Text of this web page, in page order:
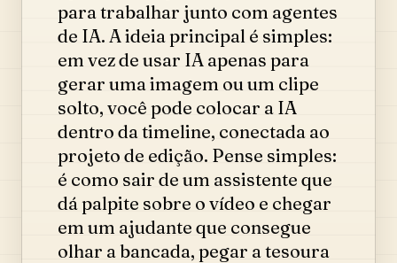
para trabalhar junto com agentes
de IA. A ideia principal é simples:
em vez de usar IA apenas para
gerar uma imagem ou um clipe
solto, você pode colocar a IA
dentro da timeline, conectada ao
projeto de edição. Pense simples:
é como sair de um assistente que
dá palpite sobre o vídeo e chegar
em um ajudante que consegue
olhar a bancada, pegar a tesoura